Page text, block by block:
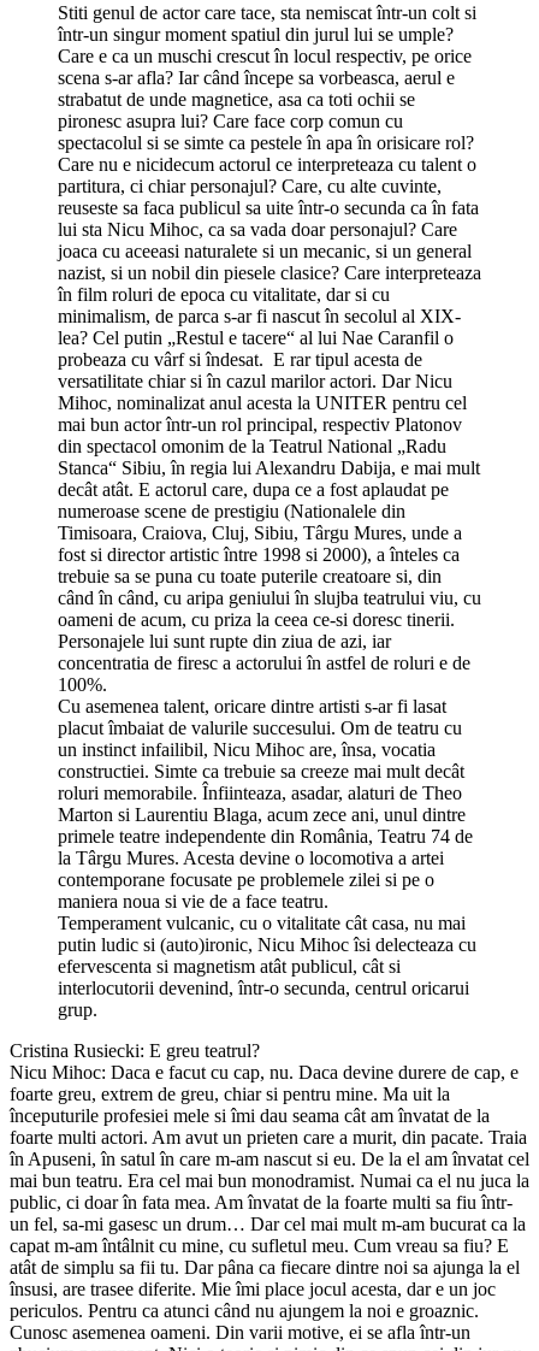
Stiti genul de actor care tace, sta nemiscat într-un colt si
într-un singur moment spatiul din jurul lui se umple?
Care e ca un muschi crescut în locul respectiv, pe orice
scena s-ar afla? Iar când începe sa vorbeasca, aerul e
strabatut de unde magnetice, asa ca toti ochii se
pironesc asupra lui? Care face corp comun cu
spectacolul si se simte ca pestele în apa în orisicare rol?
Care nu e nicidecum actorul ce interpreteaza cu talent o
partitura, ci chiar personajul? Care, cu alte cuvinte,
reuseste sa faca publicul sa uite într-o secunda ca în fata
lui sta Nicu Mihoc, ca sa vada doar personajul? Care
joaca cu aceeasi naturalete si un mecanic, si un general
nazist, si un nobil din piesele clasice? Care interpreteaza
în film roluri de epoca cu vitalitate, dar si cu
minimalism, de parca s-ar fi nascut în secolul al XIX-
lea? Cel putin „Restul e tacere“ al lui Nae Caranfil o
probeaza cu vârf si îndesat. E rar tipul acesta de
versatilitate chiar si în cazul marilor actori. Dar Nicu
Mihoc, nominalizat anul acesta la UNITER pentru cel
mai bun actor într-un rol principal, respectiv Platonov
din spectacol omonim de la Teatrul National „Radu
Stanca“ Sibiu, în regia lui Alexandru Dabija, e mai mult
decât atât. E actorul care, dupa ce a fost aplaudat pe
numeroase scene de prestigiu (Nationalele din
Timisoara, Craiova, Cluj, Sibiu, Târgu Mures, unde a
fost si director artistic între 1998 si 2000), a înteles ca
trebuie sa se puna cu toate puterile creatoare si, din
când în când, cu aripa geniului în slujba teatrului viu, cu
oameni de acum, cu priza la ceea ce-si doresc tinerii.
Personajele lui sunt rupte din ziua de azi, iar
concentratia de firesc a actorului în astfel de roluri e de
100%.
Cu asemenea talent, oricare dintre artisti s-ar fi lasat
placut îmbaiat de valurile succesului. Om de teatru cu
un instinct infailibil, Nicu Mihoc are, însa, vocatia
constructiei. Simte ca trebuie sa creeze mai mult decât
roluri memorabile. Înfiinteaza, asadar, alaturi de Theo
Marton si Laurentiu Blaga, acum zece ani, unul dintre
primele teatre independente din România, Teatru 74 de
la Târgu Mures. Acesta devine o locomotiva a artei
contemporane focusate pe problemele zilei si pe o
maniera noua si vie de a face teatru.
Temperament vulcanic, cu o vitalitate cât casa, nu mai
putin ludic si (auto)ironic, Nicu Mihoc îsi delecteaza cu
efervescenta si magnetism atât publicul, cât si
interlocutorii devenind, într-o secunda, centrul oricarui
grup.
Cristina Rusiecki: E greu teatrul?
Nicu Mihoc: Daca e facut cu cap, nu. Daca devine durere de cap, e
foarte greu, extrem de greu, chiar si pentru mine. Ma uit la
începuturile profesiei mele si îmi dau seama cât am învatat de la
foarte multi actori. Am avut un prieten care a murit, din pacate. Traia
în Apuseni, în satul în care m-am nascut si eu. De la el am învatat cel
mai bun teatru. Era cel mai bun monodramist. Numai ca el nu juca la
public, ci doar în fata mea. Am învatat de la foarte multi sa fiu într-
un fel, sa-mi gasesc un drum… Dar cel mai mult m-am bucurat ca la
capat m-am întâlnit cu mine, cu sufletul meu. Cum vreau sa fiu? E
atât de simplu sa fii tu. Dar pâna ca fiecare dintre noi sa ajunga la el
însusi, are trasee diferite. Mie îmi place jocul acesta, dar e un joc
periculos. Pentru ca atunci când nu ajungem la noi e groaznic.
Cunosc asemenea oameni. Din varii motive, ei se afla într-un